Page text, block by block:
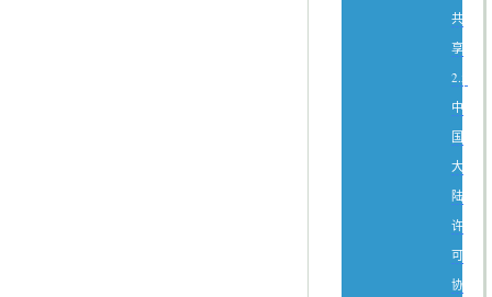
共
享
2.5
中
国
大
陆
许
可
协